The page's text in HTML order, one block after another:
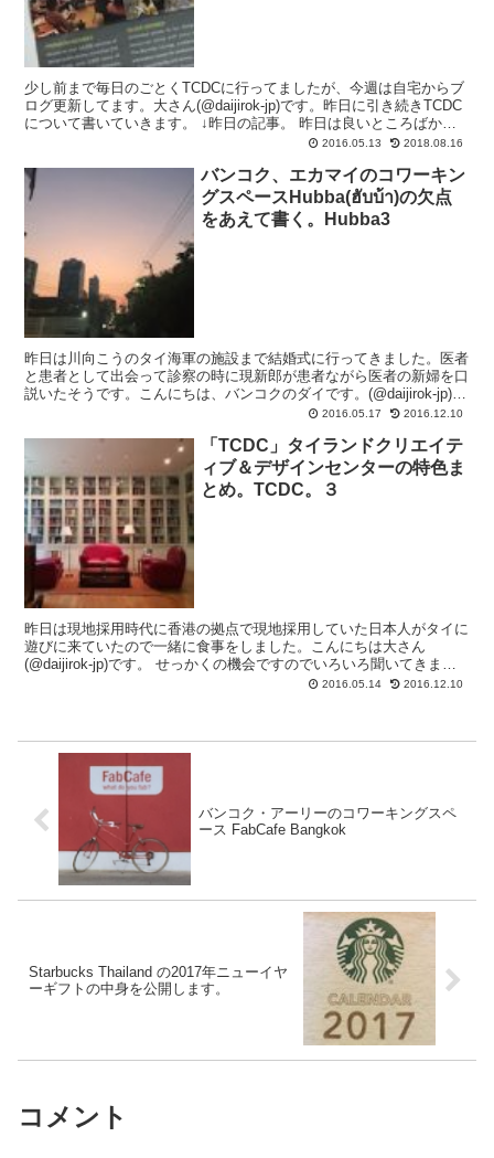
少し前まで毎日のごとくTCDCに行ってましたが、今週は自宅からブ
ログ更新してます。大さん(@daijirok-jp)です。昨日に引き続きTCDC
について書いていきます。 ↓昨日の記事。 昨日は良いところばかり
2016.05.13 2018.08.16
バンコク、エカマイのコワーキン
グスペースHubba(ฮับบ้า)の欠点
をあえて書く。Hubba3
昨日は川向こうのタイ海軍の施設まで結婚式に行ってきました。医者
と患者として出会って診察の時に現新郎が患者ながら医者の新婦を口
説いたそうです。こんにちは、バンコクのダイです。(@daijirok-jp)で
2016.05.17 2016.12.10
「TCDC」タイランドクリエイテ
ィブ＆デザインセンターの特色ま
とめ。TCDC。３
昨日は現地採用時代に香港の拠点で現地採用していた日本人がタイに
遊びに来ていたので一緒に食事をしました。こんにちは大さん
(@daijirok-jp)です。 せっかくの機会ですのでいろいろ聞いてきまし
たが、タイの状況とは全く違っておもしろかった...
2016.05.14 2016.12.10
バンコク・アーリーのコワーキングスペ
ース FabCafe Bangkok
Starbucks Thailand の2017年ニューイヤ
ーギフトの中身を公開します。
コメント